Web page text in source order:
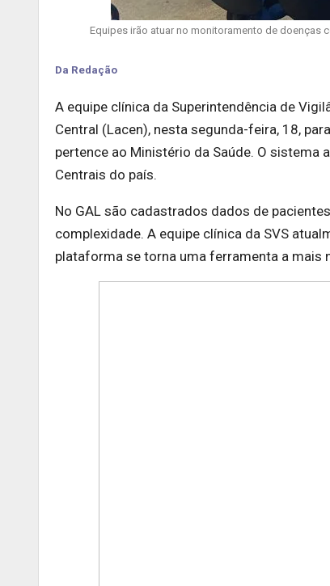
Equipes irão atuar no monitoramento de doenças
Da Redação
A equipe clínica da Superintendência de
Central (Lacen), nesta segunda-feira, 18,
pertence ao Ministério da Saúde. O
Centrais do país.
No GAL são cadastrados dados de
complexidade. A equipe clínica da SVS
plataforma se torna uma ferramenta a mais